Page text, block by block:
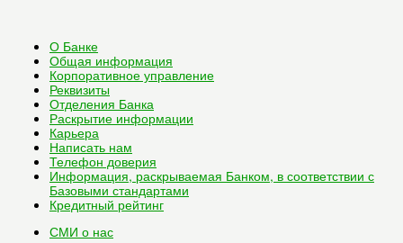
О Банке
Общая информация
Корпоративное управление
Реквизиты
Отделения Банка
Раскрытие информации
Карьера
Написать нам
Телефон доверия
Информация, раскрываемая Банком, в соответствии с
Базовыми стандартами
Кредитный рейтинг
СМИ о нас